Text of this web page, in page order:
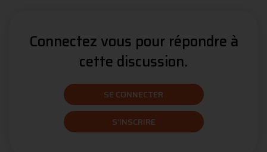
Connectez vous pour répondre à
cette discussion.
SE CONNECTER
S'INSCRIRE